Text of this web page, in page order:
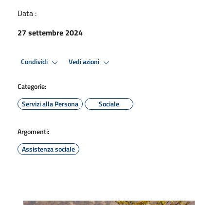
Data :
27 settembre 2024
Condividi Vedi azioni
Categorie:
Servizi alla Persona
Sociale
Argomenti:
Assistenza sociale